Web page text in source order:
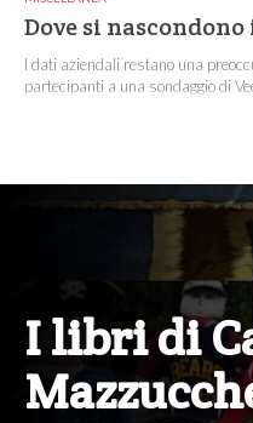
Dove si
I dati aziendali restano una
partecipanti a una sondaggio di
I libri di